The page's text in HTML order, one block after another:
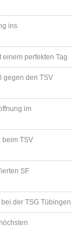
ins
perfekten Tag
gegen den TSV
im
beim TSV
SF
der TSG Tübingen